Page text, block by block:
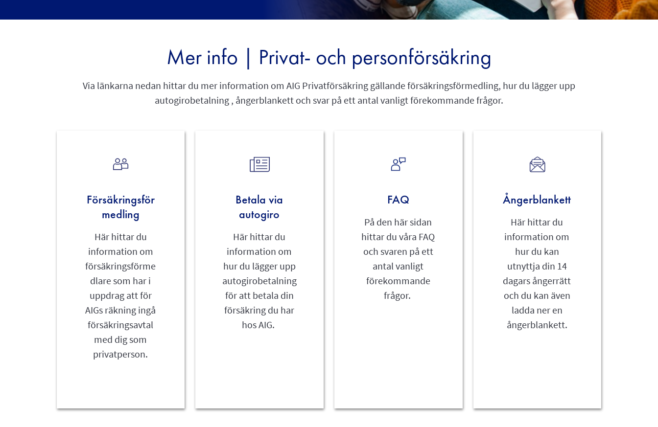
Mer info | Privat- och personförsäkring
Via länkarna nedan hittar du mer information om AIG Privatförsäkring gällande försäkringsförmedling, hur du lägger upp
autogirobetalning , ångerblankett och svar på ett antal vanligt förekommande frågor.
Försäkringsför
medling
Här hittar du
information om
försäkringsförme
dlare som har i
uppdrag att för
AIGs räkning ingå
försäkringsavtal
med dig som
privatperson.
Betala via
autogiro
Här hittar du
information om
hur du lägger upp
autogirobetalning
för att betala din
försäkring du har
hos AIG.
FAQ
På den här sidan
hittar du våra FAQ
och svaren på ett
antal vanligt
förekommande
frågor.
Ångerblankett
Här hittar du
information om
hur du kan
utnyttja din 14
dagars ångerrätt
och du kan även
ladda ner en
ångerblankett.